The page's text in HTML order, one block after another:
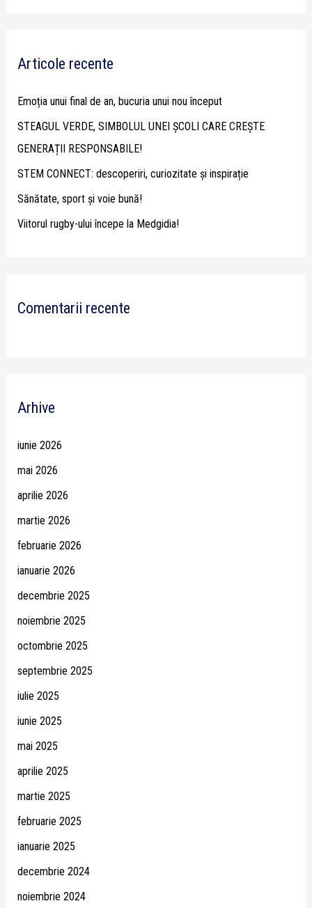
c
o
r
:
Articole recente
Emoția unui final de an, bucuria unui nou început
STEAGUL VERDE, SIMBOLUL UNEI ȘCOLI CARE CREȘTE
GENERAȚII RESPONSABILE!
STEM CONNECT: descoperiri, curiozitate și inspirație
Sănătate, sport și voie bună!
Viitorul rugby-ului începe la Medgidia!
Comentarii recente
Arhive
iunie 2026
mai 2026
aprilie 2026
martie 2026
februarie 2026
ianuarie 2026
decembrie 2025
noiembrie 2025
octombrie 2025
septembrie 2025
iulie 2025
iunie 2025
mai 2025
aprilie 2025
martie 2025
februarie 2025
ianuarie 2025
decembrie 2024
noiembrie 2024